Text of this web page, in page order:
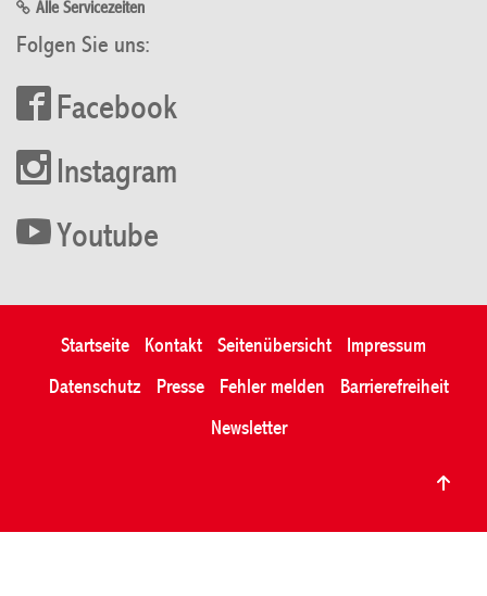
Alle Servicezeiten
Folgen Sie uns:
Facebook
Instagram
Youtube
Startseite Kontakt Seitenübersicht
Impressum
Datenschutz
Presse Fehler melden
Barrierefreiheit
Newsletter